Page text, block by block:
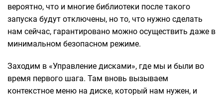
вероятно, что и многие библиотеки после такого
запуска будут отключены, но то, что нужно сделать
нам сейчас, гарантировано можно осуществить даже в
минимальном безопасном режиме.
Заходим в «Управление дисками», где мы и были во
время первого шага. Там вновь вызываем
контекстное меню на диске, который нам нужен, и